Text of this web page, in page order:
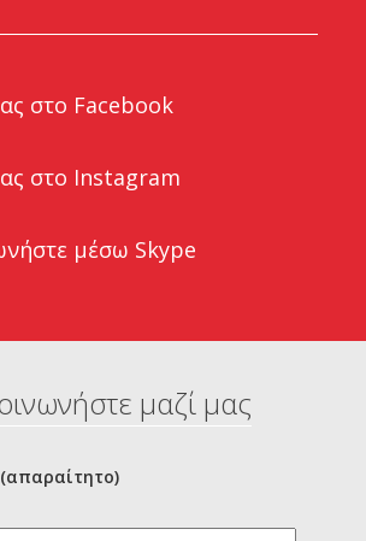
στο Facebook
στο Instagram
μέσω Skype
μαζί μας